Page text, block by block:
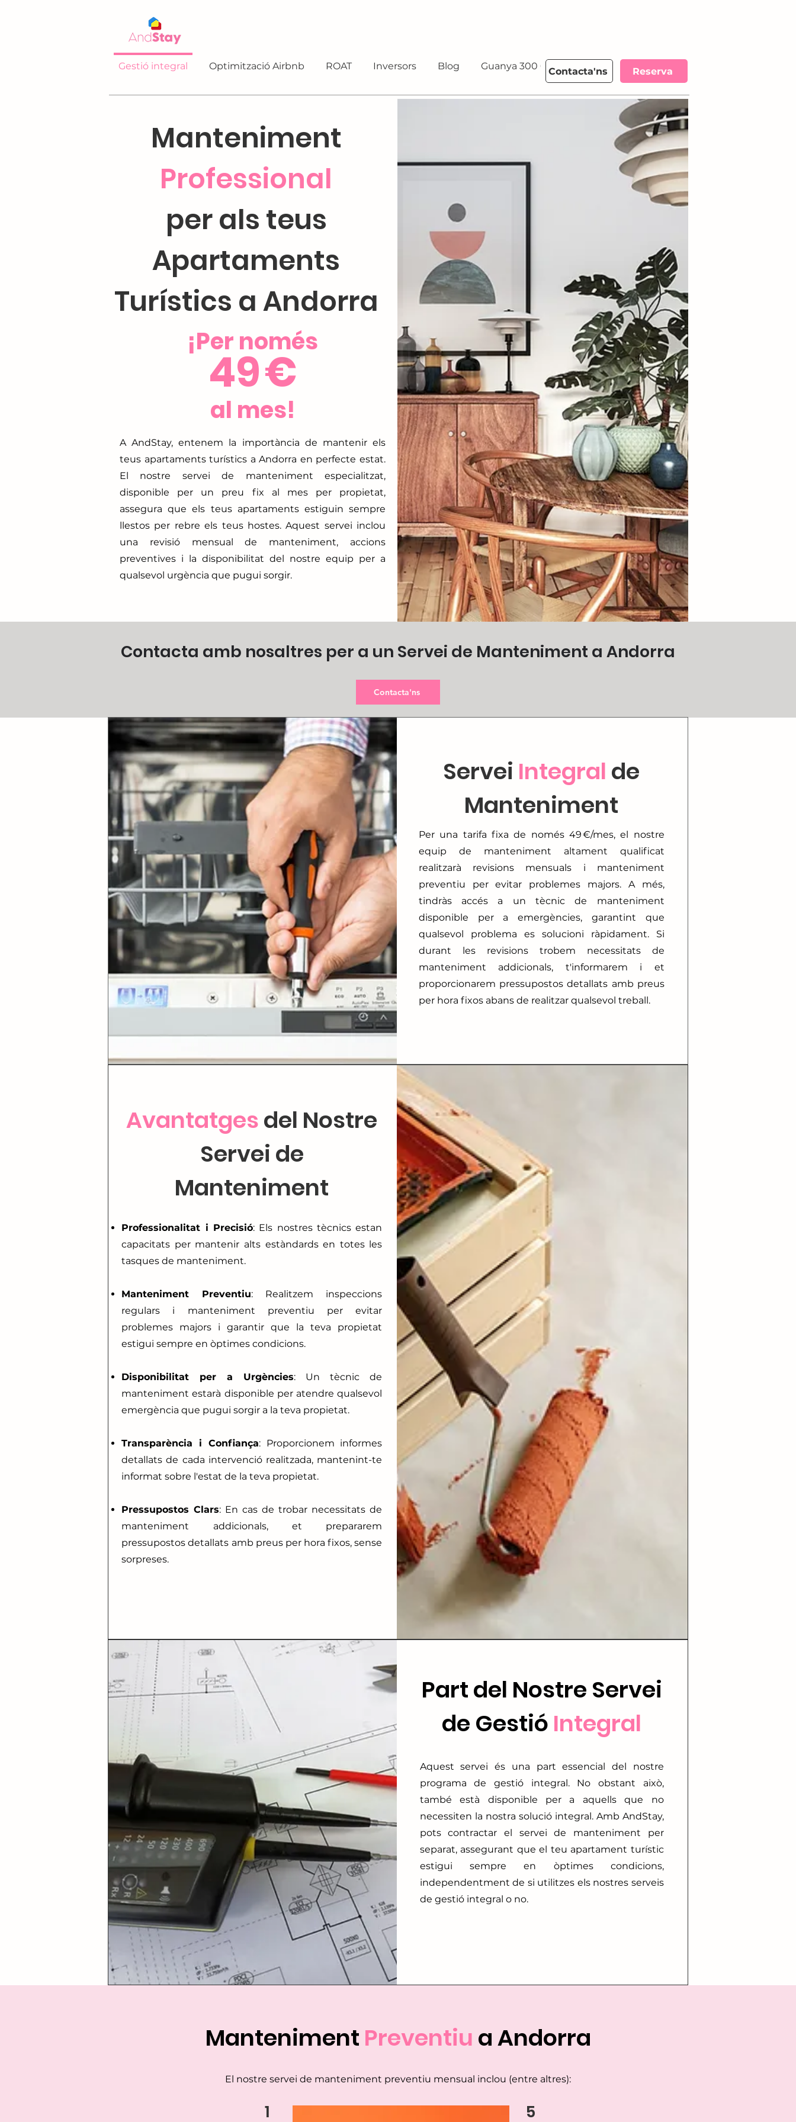
Gestió integral Optimització Airbnb ROAT Inversors Blog Guanya 300 € More
Contacta'ns Reserva
Manteniment
Professional
per als teus
Apartaments
Turístics a Andorra
¡Per només
49 €
al mes!
A AndStay, entenem la importància de mantenir els
teus apartaments turístics a Andorra en perfecte estat.
El nostre servei de manteniment especialitzat,
disponible per un preu fix al mes per propietat,
assegura que els teus apartaments estiguin sempre
llestos per rebre els teus hostes. Aquest servei inclou
una revisió mensual de manteniment, accions
preventives i la disponibilitat del nostre equip per a
qualsevol urgència que pugui sorgir.
Contacta amb nosaltres per a un Servei de Manteniment a Andorra
Contacta'ns
Servei Integral de
Manteniment
Per una tarifa fixa de només 49 €/mes, el nostre
equip de manteniment altament qualificat
realitzarà revisions mensuals i manteniment
preventiu per evitar problemes majors. A més,
tindràs accés a un tècnic de manteniment
disponible per a emergències, garantint que
qualsevol problema es solucioni ràpidament. Si
durant les revisions trobem necessitats de
manteniment addicionals, t'informarem i et
proporcionarem pressupostos detallats amb preus
per hora fixos abans de realitzar qualsevol treball.
Avantatgesdel Nostre
Servei de
Manteniment
Professionalitat i Precisió: Els nostres tècnics estan
capacitats per mantenir alts estàndards en totes les
tasques de manteniment.
Manteniment Preventiu: Realitzem inspeccions
regulars i manteniment preventiu per evitar
problemes majors i garantir que la teva propietat
estigui sempre en òptimes condicions.
Disponibilitat per a Urgències: Un tècnic de
manteniment estarà disponible per atendre qualsevol
emergència que pugui sorgir a la teva propietat.
Transparència i Confiança: Proporcionem informes
detallats de cada intervenció realitzada, mantenint-te
informat sobre l'estat de la teva propietat.
Pressupostos Clars: En cas de trobar necessitats de
manteniment addicionals, et prepararem
pressupostos detallats amb preus per hora fixos, sense
sorpreses.
Part del Nostre Servei
de Gestió Integral
Aquest servei és una part essencial del nostre
programa de gestió integral. No obstant això,
també està disponible per a aquells que no
necessiten la nostra solució integral. Amb AndStay,
pots contractar el servei de manteniment per
separat, assegurant que el teu apartament turístic
estigui sempre en òptimes condicions,
independentment de si utilitzes els nostres serveis
de gestió integral o no.
Manteniment Preventiu a Andorra
El nostre servei de manteniment preventiu mensual inclou (entre altres):
1 5